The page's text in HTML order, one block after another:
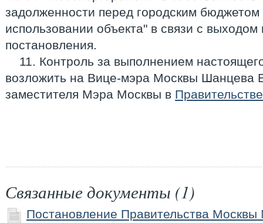
задолженности перед городским
использовании объекта" в связи с выходом
постановления.
11. Контроль за выполнением
возложить на Вице-мэра Москвы Шанцева
заместителя Мэра Москвы в
Связанные документы (1)
Постановление Правительства